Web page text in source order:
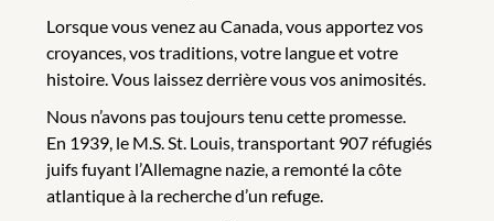
Lorsque vous venez au Canada, vous apportez vos
croyances, vos traditions, votre langue et votre
histoire. Vous laissez derrière vous vos animosités.
Nous n’avons pas toujours tenu cette promesse.
En 1939, le M.S. St. Louis, transportant 907 réfugiés
juifs fuyant l’Allemagne nazie, a remonté la côte
atlantique à la recherche d’un refuge.